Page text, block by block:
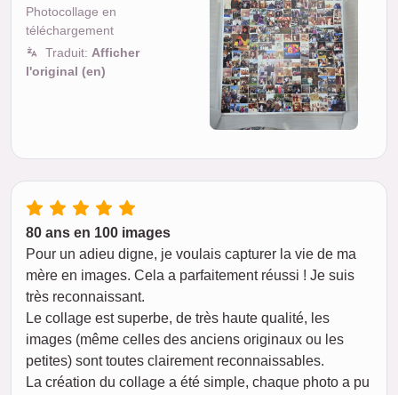
Photocollage en
téléchargement
Traduit: Afficher
l'original (en)
80 ans en 100 images
Pour un adieu digne, je voulais capturer la vie de ma
mère en images. Cela a parfaitement réussi ! Je suis
très reconnaissant.
Le collage est superbe, de très haute qualité, les
images (même celles des anciens originaux ou les
petites) sont toutes clairement reconnaissables.
La création du collage a été simple, chaque photo a pu